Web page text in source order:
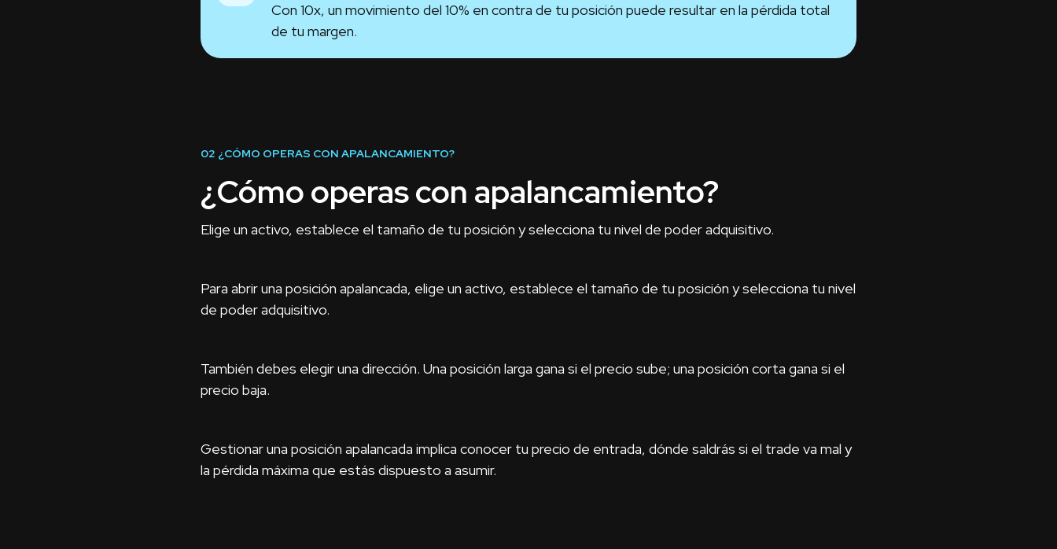
Con 10x, un movimiento del 10% en contra de tu posición puede resultar en la pérdida total
de tu margen.
02 ¿CÓMO OPERAS CON APALANCAMIENTO?
¿Cómo operas con apalancamiento?
Elige un activo, establece el tamaño de tu posición y selecciona tu nivel de poder adquisitivo.
Para abrir una posición apalancada, elige un activo, establece el tamaño de tu posición y selecciona tu nivel
de poder adquisitivo.
También debes elegir una dirección. Una posición larga gana si el precio sube; una posición corta gana si el
precio baja.
Gestionar una posición apalancada implica conocer tu precio de entrada, dónde saldrás si el trade va mal y
la pérdida máxima que estás dispuesto a asumir.